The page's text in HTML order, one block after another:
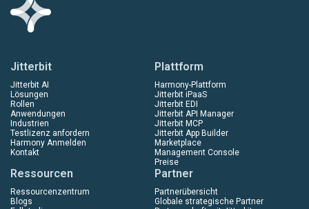
Jitterbit
Jitterbit AI
Lösungen
Rollen
Anwendungen
Industrien
Testlizenz anfordern
Harmony Anmelden
Kontakt
Plattform
Harmony-Plattform
Jitterbit iPaaS
Jitterbit EDI
Jitterbit API Manager
Jitterbit MCP
Jitterbit App Builder
Marketplace
Management Console
Preise
Ressourcen
Ressourcenzentrum
Blogs
Partner
Partnerübersicht
Globale strategische Partner